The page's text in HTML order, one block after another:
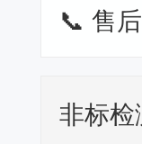
📞 售
非标检